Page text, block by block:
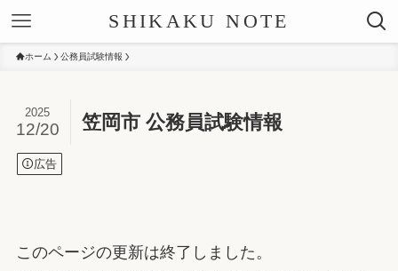
SHIKAKU NOTE
ホーム 公務員試験情報
笠岡市 公務員試験情報
2025
12/20
広告
このページの更新は終了しました。